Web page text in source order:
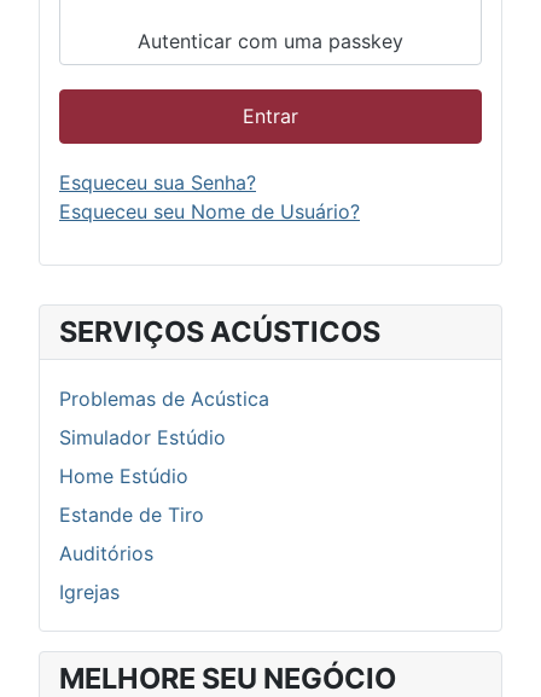
SERVIÇOS ACÚSTICOS
Problemas de Acústica
Simulador Estúdio
Home Estúdio
Estande de Tiro
Auditórios
Igrejas
MELHORE SEU NEGÓCIO
Autenticar com uma passkey
Entrar
Esqueceu sua Senha?
Esqueceu seu Nome de Usuário?